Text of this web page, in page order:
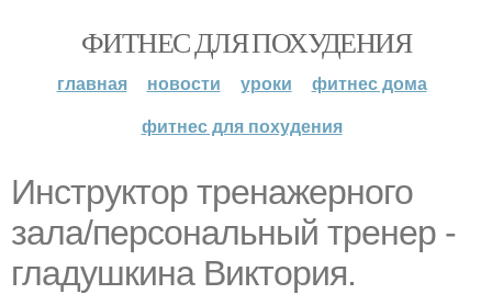
ФИТНЕС ДЛЯ ПОХУДЕНИЯ
главная новости уроки
фитнес дома
фитнес для похудения
Инструктор тренажерного
зала/персональный тренер -
гладушкина Виктория.